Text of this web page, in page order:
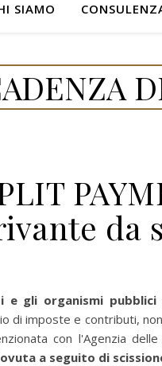
SIAMO
da
e gli organismi
di imposte e contributi,
con l'Agenzia
a seguito di